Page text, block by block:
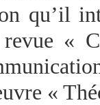
qu’il
«
«